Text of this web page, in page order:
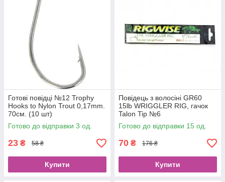
Готові повідці №12 Trophy
Hooks to Nylon Trout 0,17mm.
70см. (10 шт)
Готово до відправки 3 од.
23 ₴ 58 ₴
Купити
Повідець з волосіні GR60
15lb WRIGGLER RIG, гачок
Talon Tip №6
Готово до відправки 15 од.
70 ₴ 176 ₴
Купити